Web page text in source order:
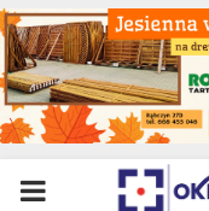
PRIMARY